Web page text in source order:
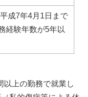
成7年4月1日まで
経験年数が5年以
以上の勤務で就業し